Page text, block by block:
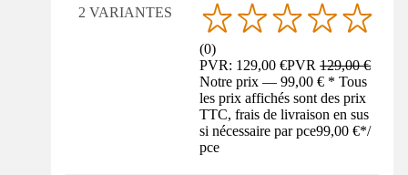
2 VARIANTES
(0)
PVR: 129,00 €PVR129,00 €
Notre prix — 99,00 € * Tous
les prix affichés sont des prix
TTC, frais de livraison en sus
si nécessaire par pce99,00 €*/
pce